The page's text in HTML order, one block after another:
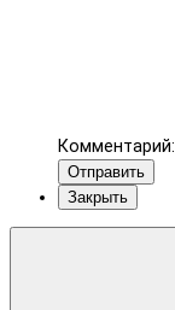
Комментарий:
Отправить
Закрыть